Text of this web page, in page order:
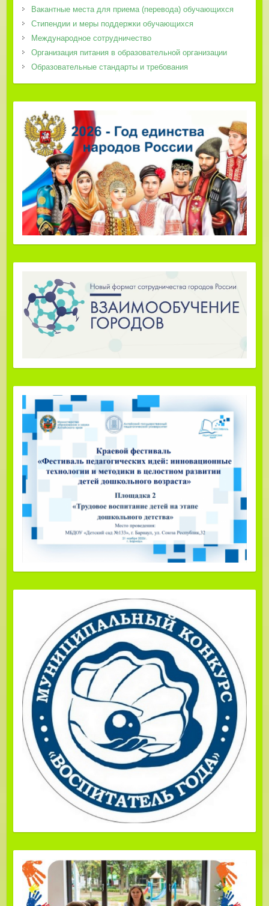
Вакантные места для приема (перевода) обучающихся
Стипендии и меры поддержки обучающихся
Международное сотрудничество
Организация питания в образовательной организации
Образовательные стандарты и требования